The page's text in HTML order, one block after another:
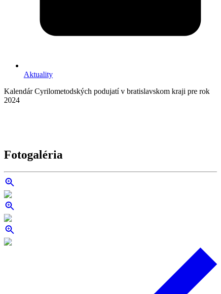
Aktuality
Kalendár Cyrilometodských podujatí v bratislavskom kraji pre rok
2024
Fotogaléria